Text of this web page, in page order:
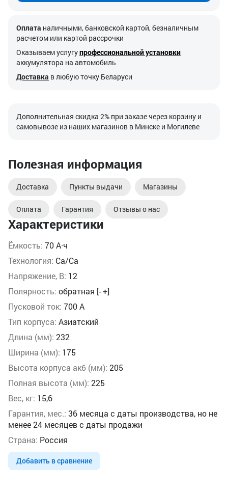
Характеристики
Ёмкость: 70 А·ч
Технология: Ca/Ca
Напряжение, В: 12
Полярность: обратная [- +]
Пусковой ток: 700 А
Тип корпуса: Азиатский
Длина (мм): 232
Ширина (мм): 175
Высота корпуса акб (мм): 205
Полная высота (мм): 225
Вес, кг: 15,6
Гарантия, мес.: 36 месяца с даты производства, но не
менее 24 месяцев с даты продажи
Страна: Россия
Добавить в сравнение
Оплата наличными, банковской картой, безналичным
расчетом или картой рассрочки
Оказываем услугупрофессиональной установки
аккумулятора на автомобиль
Доставка в любую точку Беларуси
Дополнительная скидка 2% при заказе через корзину и
самовывозе из наших магазинов в Минске и Могилеве
Полезная информация
Доставка Пункты выдачи Магазины
Оплата Гарантия Отзывы о нас